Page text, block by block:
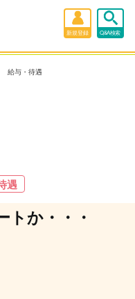
新規登録 Q&A検索
給与・待遇
遇
トか・・・